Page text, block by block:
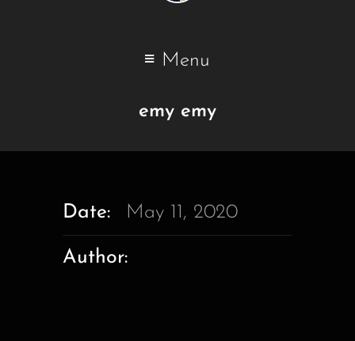
Menu
emy emy
Date: May 11, 2020
Author: